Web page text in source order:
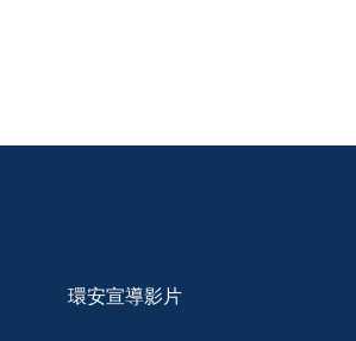
環安宣導影片